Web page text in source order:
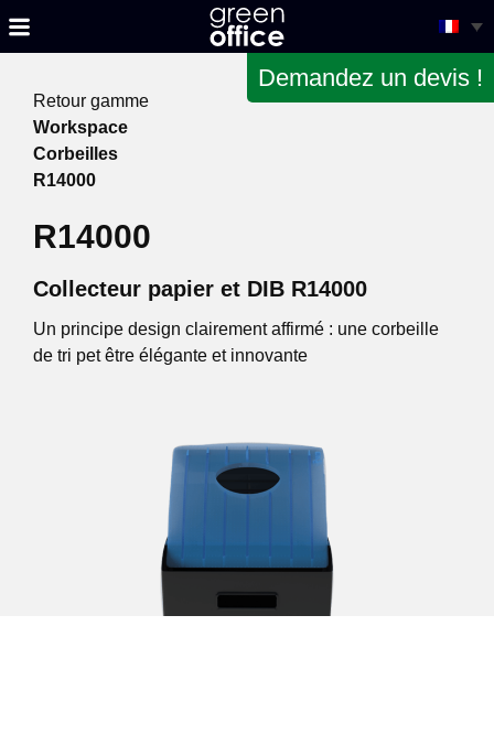
Demandez un devis !
Retour gamme
Workspace
Corbeilles
R14000
R14000
Collecteur papier et DIB R14000
Un principe design clairement affirmé : une corbeille
de tri pet être élégante et innovante